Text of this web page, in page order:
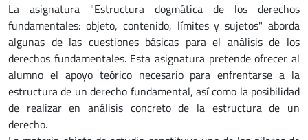
La asignatura "Estructura dogmática de los derechos
fundamentales: objeto, contenido, límites y sujetos" aborda
algunas de las cuestiones básicas para el análisis de los
derechos fundamentales. Esta asignatura pretende ofrecer al
alumno el apoyo teórico necesario para enfrentarse a la
estructura de un derecho fundamental, así como la posibilidad
de realizar en análisis concreto de la estructura de un
derecho.